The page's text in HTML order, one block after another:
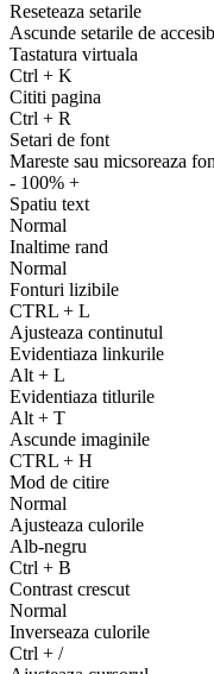
Reseteaza setarile
Ascunde setarile de
Tastatura virtuala
Ctrl + K
Cititi pagina
Ctrl + R
Setari de font
Mareste sau micsoreaza
- 100% +
Spatiu text
Normal
Inaltime rand
Normal
Fonturi lizibile
CTRL + L
Ajusteaza continutul
Evidentiaza linkurile
Alt + L
Evidentiaza titlurile
Alt + T
Ascunde imaginile
CTRL + H
Mod de citire
Normal
Ajusteaza culorile
Alb-negru
Ctrl + B
Contrast crescut
Normal
Inverseaza culorile
Ctrl + /